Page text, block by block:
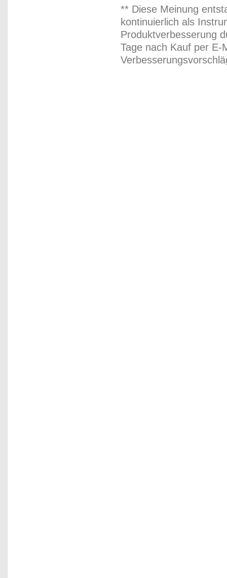
** Diese Meinung
kontinuierlich als
Produktverbesserung
Tage nach Kauf per E-